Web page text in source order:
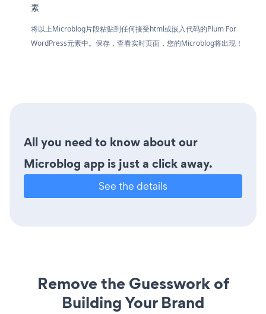
素
将以上Microblog片段粘贴到任何接受html或嵌入代码的Plum For
WordPress元素中。保存，查看实时页面，您的Microblog将出现！
All you need to know about our
Microblog app is just a click away.
See the details
Remove the Guesswork of
Building Your Brand